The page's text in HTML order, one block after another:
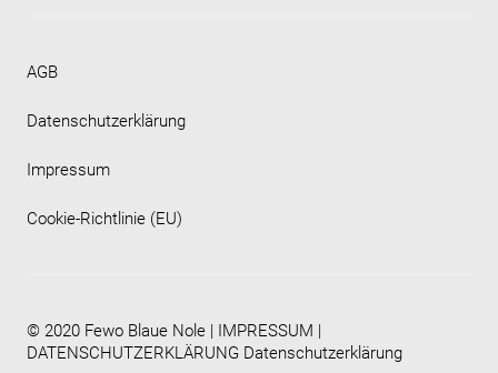
AGB
Datenschutzerklärung
Impressum
Cookie-Richtlinie (EU)
© 2020 Fewo Blaue Nole | IMPRESSUM |
DATENSCHUTZERKLÄRUNG Datenschutzerklärung